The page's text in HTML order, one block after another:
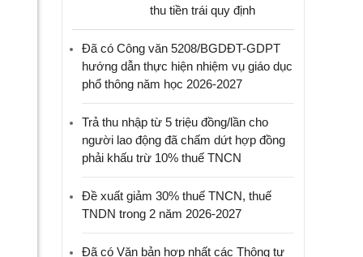
thu tiền trái quy định
Đã có Công văn 5208/BGDĐT-GDPT
hướng dẫn thực hiện nhiệm vụ giáo dục
phổ thông năm học 2026-2027
Trả thu nhập từ 5 triệu đồng/lần cho
người lao động đã chấm dứt hợp đồng
phải khấu trừ 10% thuế TNCN
Đề xuất giảm 30% thuế TNCN, thuế
TNDN trong 2 năm 2026-2027
Đã có Văn bản hợp nhất các Thông tư